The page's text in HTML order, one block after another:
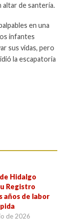
altar de santería.
en una
infantes
sus vidas, pero
la escapatoria
Hidalgo
Registro
años de labor
de 2026